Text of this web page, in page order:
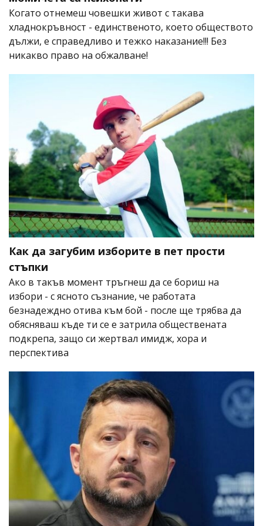
Когато отнемеш човешки живот с такава
хладнокръвност - единственото, което обществото
дължи, е справедливо и тежко наказание!!! Без
никакво право на обжалване!
Как да загубим изборите в пет прости
стъпки
Ако в такъв момент тръгнеш да се бориш на
избори - с ясното съзнание, че работата
безнадеждно отива към бой - после ще трябва да
обясняваш къде ти се е затрила обществената
подкрепа, защо си жертвал имидж, хора и
перспектива